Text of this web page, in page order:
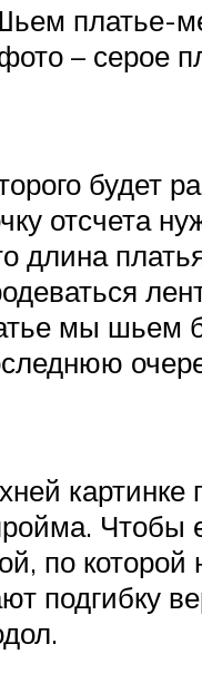
платье-
– серое
будет
отсчета
длина
мы шьем
по
подгибку